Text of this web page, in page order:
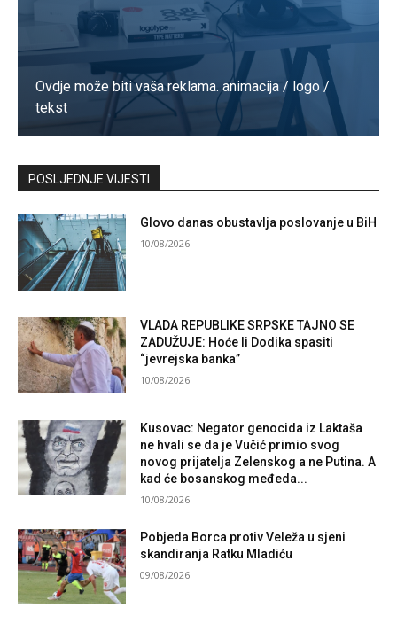
Ovdje može biti vaša reklama. animacija / logo /
tekst
Kontaktirajte nas
POSLJEDNJE VIJESTI
Glovo danas obustavlja poslovanje u BiH
10/08/2026
VLADA REPUBLIKE SRPSKE TAJNO SE
ZADUŽUJE: Hoće li Dodika spasiti
“jevrejska banka”
10/08/2026
Kusovac: Negator genocida iz Laktaša
ne hvali se da je Vučić primio svog
novog prijatelja Zelenskog a ne Putina. A
kad će bosanskog međeda...
10/08/2026
Pobjeda Borca protiv Veleža u sjeni
skandiranja Ratku Mladiću
09/08/2026